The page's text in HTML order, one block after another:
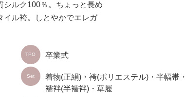
シルク100％。ちょっと長め
イル袴。しとやかでエレガ
TPO 卒業式
Set
着物(正絹)・袴(ポリエステル)・半幅帯・
襦袢(半襦袢)・草履